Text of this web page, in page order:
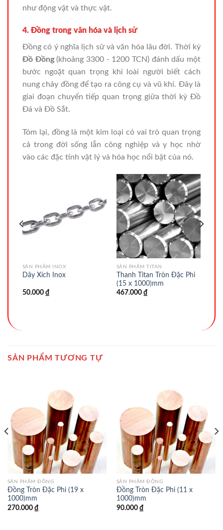
như động vật và thực vật.
4. Đồng trong văn hóa và lịch sử
Đồng có ý nghĩa lịch sử và văn hóa lâu đời. Thời kỳ
Đồ Đồng(khoảng 3300 - 1200 TCN) đánh dấu một
bước ngoặt quan trọng khi loài người biết cách
nung chảy đồng để tạo ra công cụ và vũ khí. Đây là
giai đoạn chuyển tiếp quan trọng giữa thời kỳ Đồ
Đá và Đồ Sắt.
Tóm lại, đồng là một kim loại có vai trò quan trọng
cả trong đời sống lẫn công nghiệp và y học nhờ
vào các đặc tính vật lý và hóa học nổi bật của nó.
SẢN PHẨM INOX
Dây Xích Inox
50.000 ₫
SẢN PHẨM TITAN
Thanh Titan Tròn Đặc Phi
(15 x 1000)mm
467.000 ₫
SẢN PHẨM TƯƠNG TỰ
SẢN PHẨM ĐỒNG
Đồng Tròn Đặc Phi (19 x
1000)mm
270.000 ₫
SẢN PHẨM ĐỒNG
Đồng Tròn Đặc Phi (11 x
1000)mm
90.000 ₫